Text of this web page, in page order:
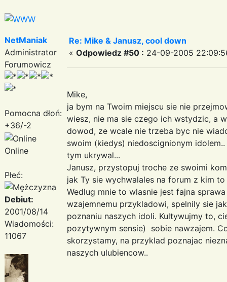
NetManiak
Administrator
Forumowicz
Pomocna dłoń:
+36/-2
Online
Płeć:
Debiut:
2001/08/14
Wiadomości:
11067
Re: Mike & Janusz, cool down
« Odpowiedz #50 : 24-09-2005
Mike,
ja bym na Twoim miejscu sie nie
wiesz, nie ma sie czego ich wstydzic, a
dowod, ze wcale nie trzeba byc nie
swoim (kiedys) niedoscignionym
tym ukrywal...
Janusz, przystopuj troche ze swoimi
jak Ty sie wychwalales na forum z kim
Wedlug mnie to wlasnie jest fajna
wzajemnemu przykladowi, spelnily sie
poznaniu naszych idoli. Kultywujmy to,
pozytywnym sensie) sobie nawzajem.
skorzystamy, na przyklad poznajac
naszych ulubiencow..